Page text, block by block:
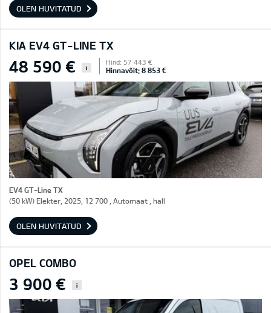
OLEN HUVITATUD
KIA EV4 GT-LINE TX
48 590 € i
Hind: 57 443 €
Hinnavõit: 8 853 €
EV4 GT-Line TX
(50 kW) Elekter, 2025, 12 700 , Automaat , hall
OLEN HUVITATUD
OPEL COMBO
3 900 € i